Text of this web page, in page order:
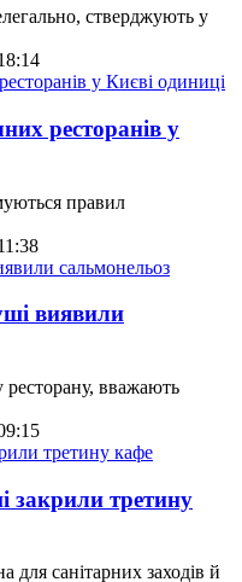
стверджують у
ресторанів у
правил
виявили
ресторану, вважають
закрили третину
для санітарних заходів й